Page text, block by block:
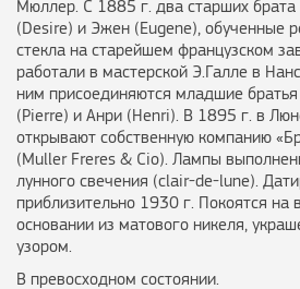
Мюллер. С 1885 г. два старших
(Desire) и Эжен (Eugene), обученные
стекла на старейшем французском
работали в мастерской Э.Галле в
ним присоединяются младшие
(Pierre) и Анри (Henri). В 1895 г. в
открывают собственную компанию
(Mullеr Freres & Cio). Лампы
лунного свечения (clair-de-lune).
приблизительно 1930 г. Покоятся на
основании из матового никеля,
узором.
В превосходном состоянии.